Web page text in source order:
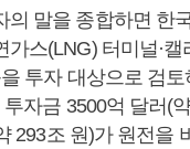
의 말을 종합하면 한
가스(LNG) 터미널·
투자 대상으로 검
자금 3500억 달러(
293조 원)가 원전을